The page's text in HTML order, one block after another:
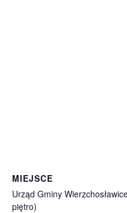
MIEJSCE
Urząd Gminy
piętro)